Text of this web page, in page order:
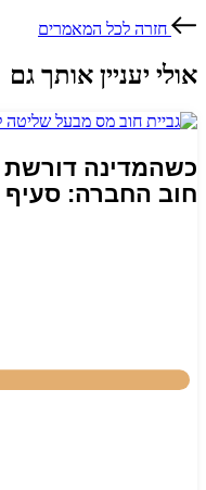
חזרה לכל המאמרים
אולי יעניין אותך גם
כשהמדינה
חוב החברה: סעיף 119א לפקודת מס הכנסה